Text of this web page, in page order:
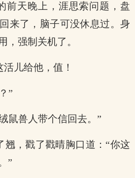
前天晚上，涯思索问题，盘
来了，脑子可没休息过。身
，强制关机了。
儿给他，值！
”
鼠兽人带个信回去。”
翘，戳了戳晴胸口道：“你这
”